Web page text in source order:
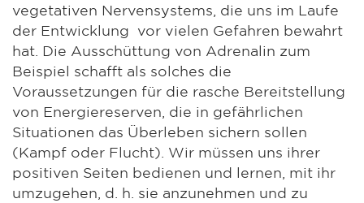
vegetativen Nervensystems, die uns im Laufe
der Entwicklung vor vielen Gefahren bewahrt
hat. Die Ausschüttung von Adrenalin zum
Beispiel schafft als solches die
Voraussetzungen für die rasche Bereitstellung
von Energiereserven, die in gefährlichen
Situationen das Überleben sichern sollen
(Kampf oder Flucht). Wir müssen uns ihrer
positiven Seiten bedienen und lernen, mit ihr
umzugehen, d. h. sie anzunehmen und zu